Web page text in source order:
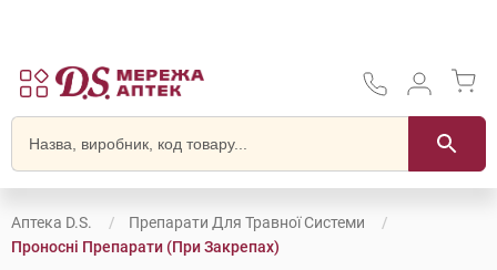
Аптека D.S.
Препарати Для Травної Системи
Проносні Препарати (при Закрепах)